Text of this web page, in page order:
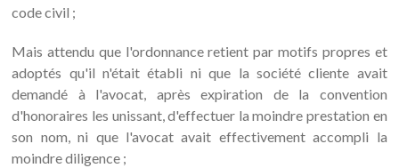
code civil ;
Mais attendu que l'ordonnance retient par motifs propres et
adoptés qu'il n'était établi ni que la société cliente avait
demandé à l'avocat, après expiration de la convention
d'honoraires les unissant, d'effectuer la moindre prestation en
son nom, ni que l'avocat avait effectivement accompli la
moindre diligence ;